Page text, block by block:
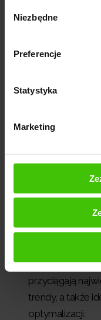
zgody
Niezbędne
Preferencje
Statystyka
Marketing
skuteczności
nich liczba
rate) oraz
Narzędzia
do
statystyk, które
treści.
Segmentacja
zastosować
przeanalizować
Google
przyciągają
trendy, a także
optymalizacji.